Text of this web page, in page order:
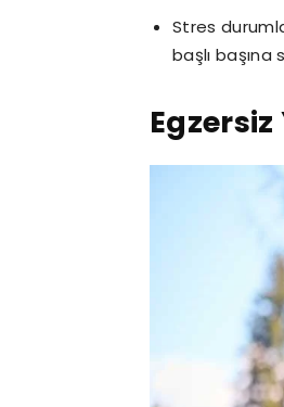
Stres
başlı başına
Egzersiz